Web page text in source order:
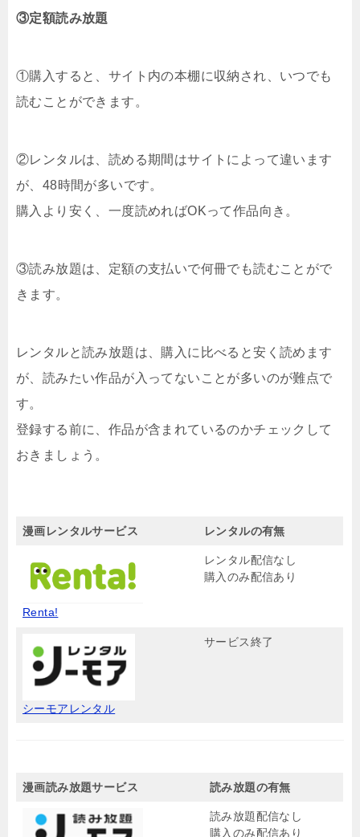
③定額読み放題
①購入すると、サイト内の本棚に収納され、いつでも
読むことができます。
②レンタルは、読める期間はサイトによって違います
が、48時間が多いです。
購入より安く、一度読めればOKって作品向き。
③読み放題は、定額の支払いで何冊でも読むことがで
きます。
レンタルと読み放題は、購入に比べると安く読めます
が、読みたい作品が入ってないことが多いのが難点で
す。
登録する前に、作品が含まれているのかチェックして
おきましょう。
漫画レンタルサービス レンタルの有無
Renta!
レンタル配信なし
購入のみ配信あり
シーモアレンタル
サービス終了
漫画読み放題サービス 読み放題の有無
読み放題配信なし
購入のみ配信あり